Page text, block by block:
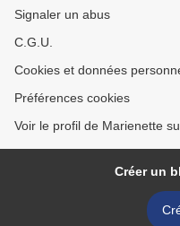
Signaler un abus
C.G.U.
Cookies et données
Préférences cookies
Voir le profil de Marienette
Créer un